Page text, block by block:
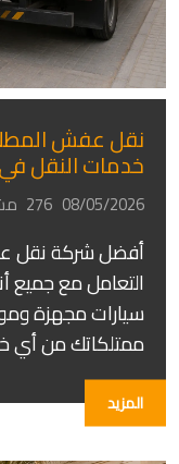
نقل عفش
خدمات النقل
08/05/2026 276 مشاهده
أفضل شركة نقل
التعامل مع جميع
سيارات مجهزة
ممتلكاتك من أي
المزيد